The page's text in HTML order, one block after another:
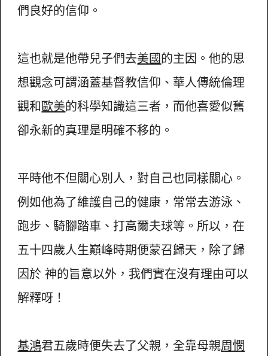
們良好的信仰。
這也就是他帶兒子們去美國的主因。他的思
想觀念可謂涵蓋基督教信仰、華人傳統倫理
觀和歐美的科學知識這三者，而他喜愛似舊
卻永新的真理是明確不移的。
平時他不但關心別人，對自己也同樣關心。
例如他為了維護自己的健康，常常去游泳、
跑步、騎腳踏車、打高爾夫球等。所以，在
五十四歲人生巔峰時期便蒙召歸天，除了歸
因於 神的旨意以外，我們實在沒有理由可以
解釋呀！
基鴻君五歲時便失去了父親，全靠母親周憫